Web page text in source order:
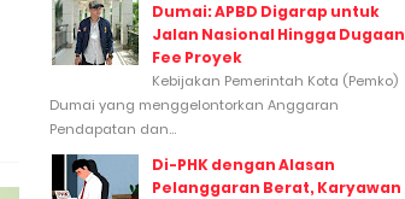
Dumai: APBD Digarap untuk
Jalan Nasional Hingga Dugaan
Fee Proyek
Kebijakan Pemerintah Kota (Pemko)
Dumai yang menggelontorkan Anggaran
Pendapatan dan...
Di-PHK dengan Alasan
Pelanggaran Berat, Karyawan